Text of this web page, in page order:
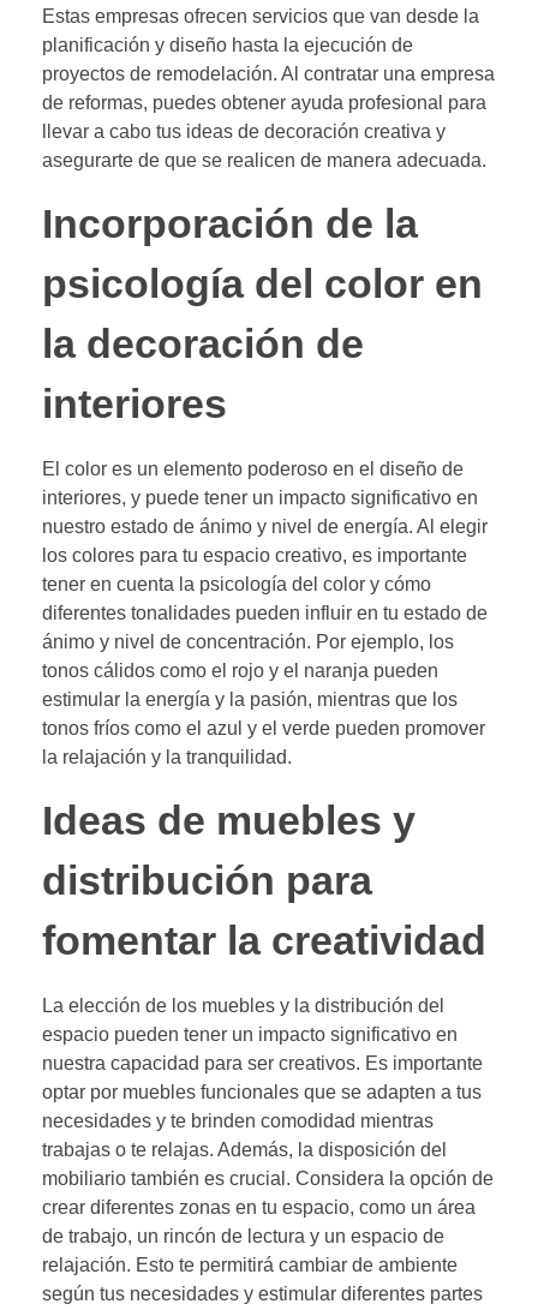
Estas empresas ofrecen servicios que van desde la
planificación y diseño hasta la ejecución de
proyectos de remodelación. Al contratar una empresa
de reformas, puedes obtener ayuda profesional para
llevar a cabo tus ideas de decoración creativa y
asegurarte de que se realicen de manera adecuada.
Incorporación de la
psicología del color en
la decoración de
interiores
El color es un elemento poderoso en el diseño de
interiores, y puede tener un impacto significativo en
nuestro estado de ánimo y nivel de energía. Al elegir
los colores para tu espacio creativo, es importante
tener en cuenta la psicología del color y cómo
diferentes tonalidades pueden influir en tu estado de
ánimo y nivel de concentración. Por ejemplo, los
tonos cálidos como el rojo y el naranja pueden
estimular la energía y la pasión, mientras que los
tonos fríos como el azul y el verde pueden promover
la relajación y la tranquilidad.
Ideas de muebles y
distribución para
fomentar la creatividad
La elección de los muebles y la distribución del
espacio pueden tener un impacto significativo en
nuestra capacidad para ser creativos. Es importante
optar por muebles funcionales que se adapten a tus
necesidades y te brinden comodidad mientras
trabajas o te relajas. Además, la disposición del
mobiliario también es crucial. Considera la opción de
crear diferentes zonas en tu espacio, como un área
de trabajo, un rincón de lectura y un espacio de
relajación. Esto te permitirá cambiar de ambiente
según tus necesidades y estimular diferentes partes